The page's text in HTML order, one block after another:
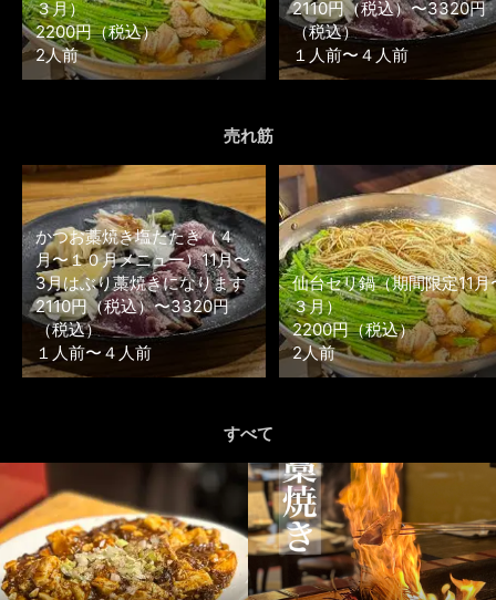
３月）
2200円（税込）
2人前
2110円（税込）〜3320円
（税込）
１人前〜４人前
売れ筋
かつお藁焼き塩たたき（４
月〜１０月メニュー）11月〜
3月はぶり藁焼きになります
2110円（税込）〜3320円
（税込）
１人前〜４人前
仙台セリ鍋（期間限定11月
３月）
2200円（税込）
2人前
すべて